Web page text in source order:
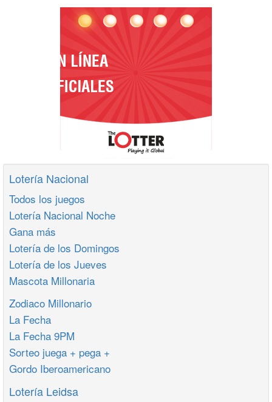
Lotería Nacional
Todos los juegos
Lotería Nacional Noche
Gana más
Lotería de los Domingos
Lotería de los Jueves
Mascota Millonaria
Zodiaco Millonario
La Fecha
La Fecha 9PM
Sorteo juega + pega +
Gordo Iberoamericano
Lotería Leidsa